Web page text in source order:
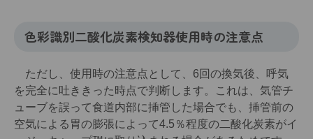
色彩識別二酸化炭素検知器使用時の注意点
ただし、使用時の注意点として、6回の換気後、呼気
を完全に吐ききった時点で判断します。これは、気管チ
ューブを誤って食道内部に挿管した場合でも、挿管前の
空気による胃の膨張によって4.5％程度の二酸化炭素がイ